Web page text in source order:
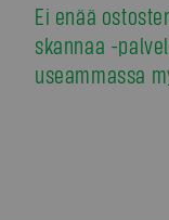
Ei enää
skannaa -
useammassa